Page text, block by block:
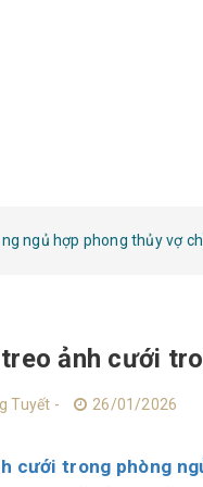
ngủ hợp phong thủy vợ
ảnh cưới
Tuyết - 26/01/2026
cưới trong phòng